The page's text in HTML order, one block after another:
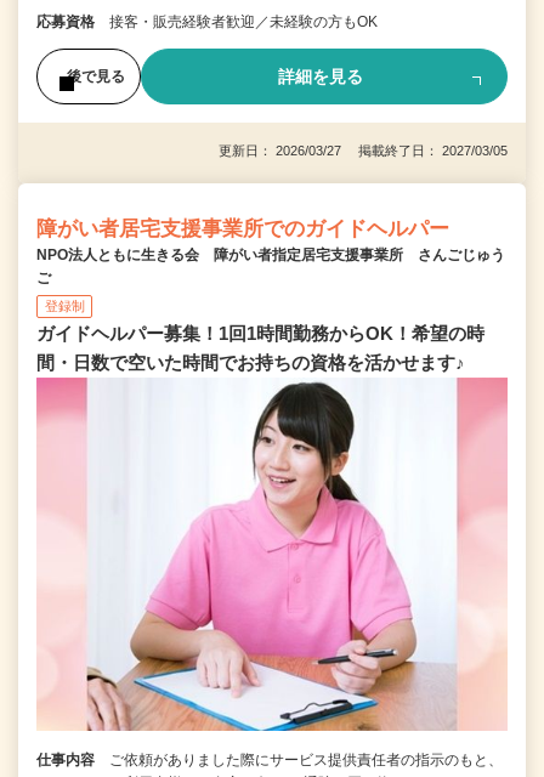
応募資格 接客・販売経験者歓迎／未経験の方もOK
後で見る 詳細を見る
更新日： 2026/03/27 掲載終了日： 2027/03/05
障がい者居宅支援事業所でのガイドヘルパー
NPO法人ともに生きる会 障がい者指定居宅支援事業所 さんごじゅう
ご
登録制
ガイドヘルパー募集！1回1時間勤務からOK！希望の時
間・日数で空いた時間でお持ちの資格を活かせます♪
仕事内容
ご依頼がありました際にサービス提供責任者の指示のもと、